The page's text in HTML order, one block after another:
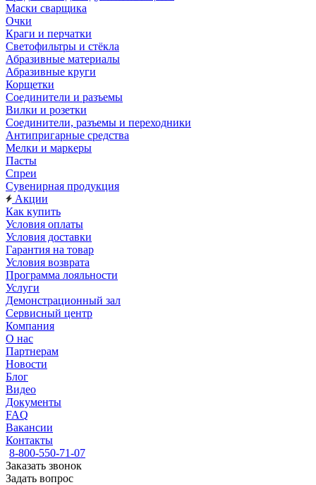
Маски сварщика
Очки
Краги и перчатки
Светофильтры и стёкла
Абразивные материалы
Абразивные круги
Корщетки
Соединители и разъемы
Вилки и розетки
Соединители, разъемы и переходники
Антипригарные средства
Мелки и маркеры
Пасты
Спреи
Сувенирная продукция
Акции
Как купить
Условия оплаты
Условия доставки
Гарантия на товар
Условия возврата
Программа лояльности
Услуги
Демонстрационный зал
Сервисный центр
Компания
О нас
Партнерам
Новости
Блог
Видео
Документы
FAQ
Вакансии
Контакты
8-800-550-71-07
Заказать звонок
Задать вопрос